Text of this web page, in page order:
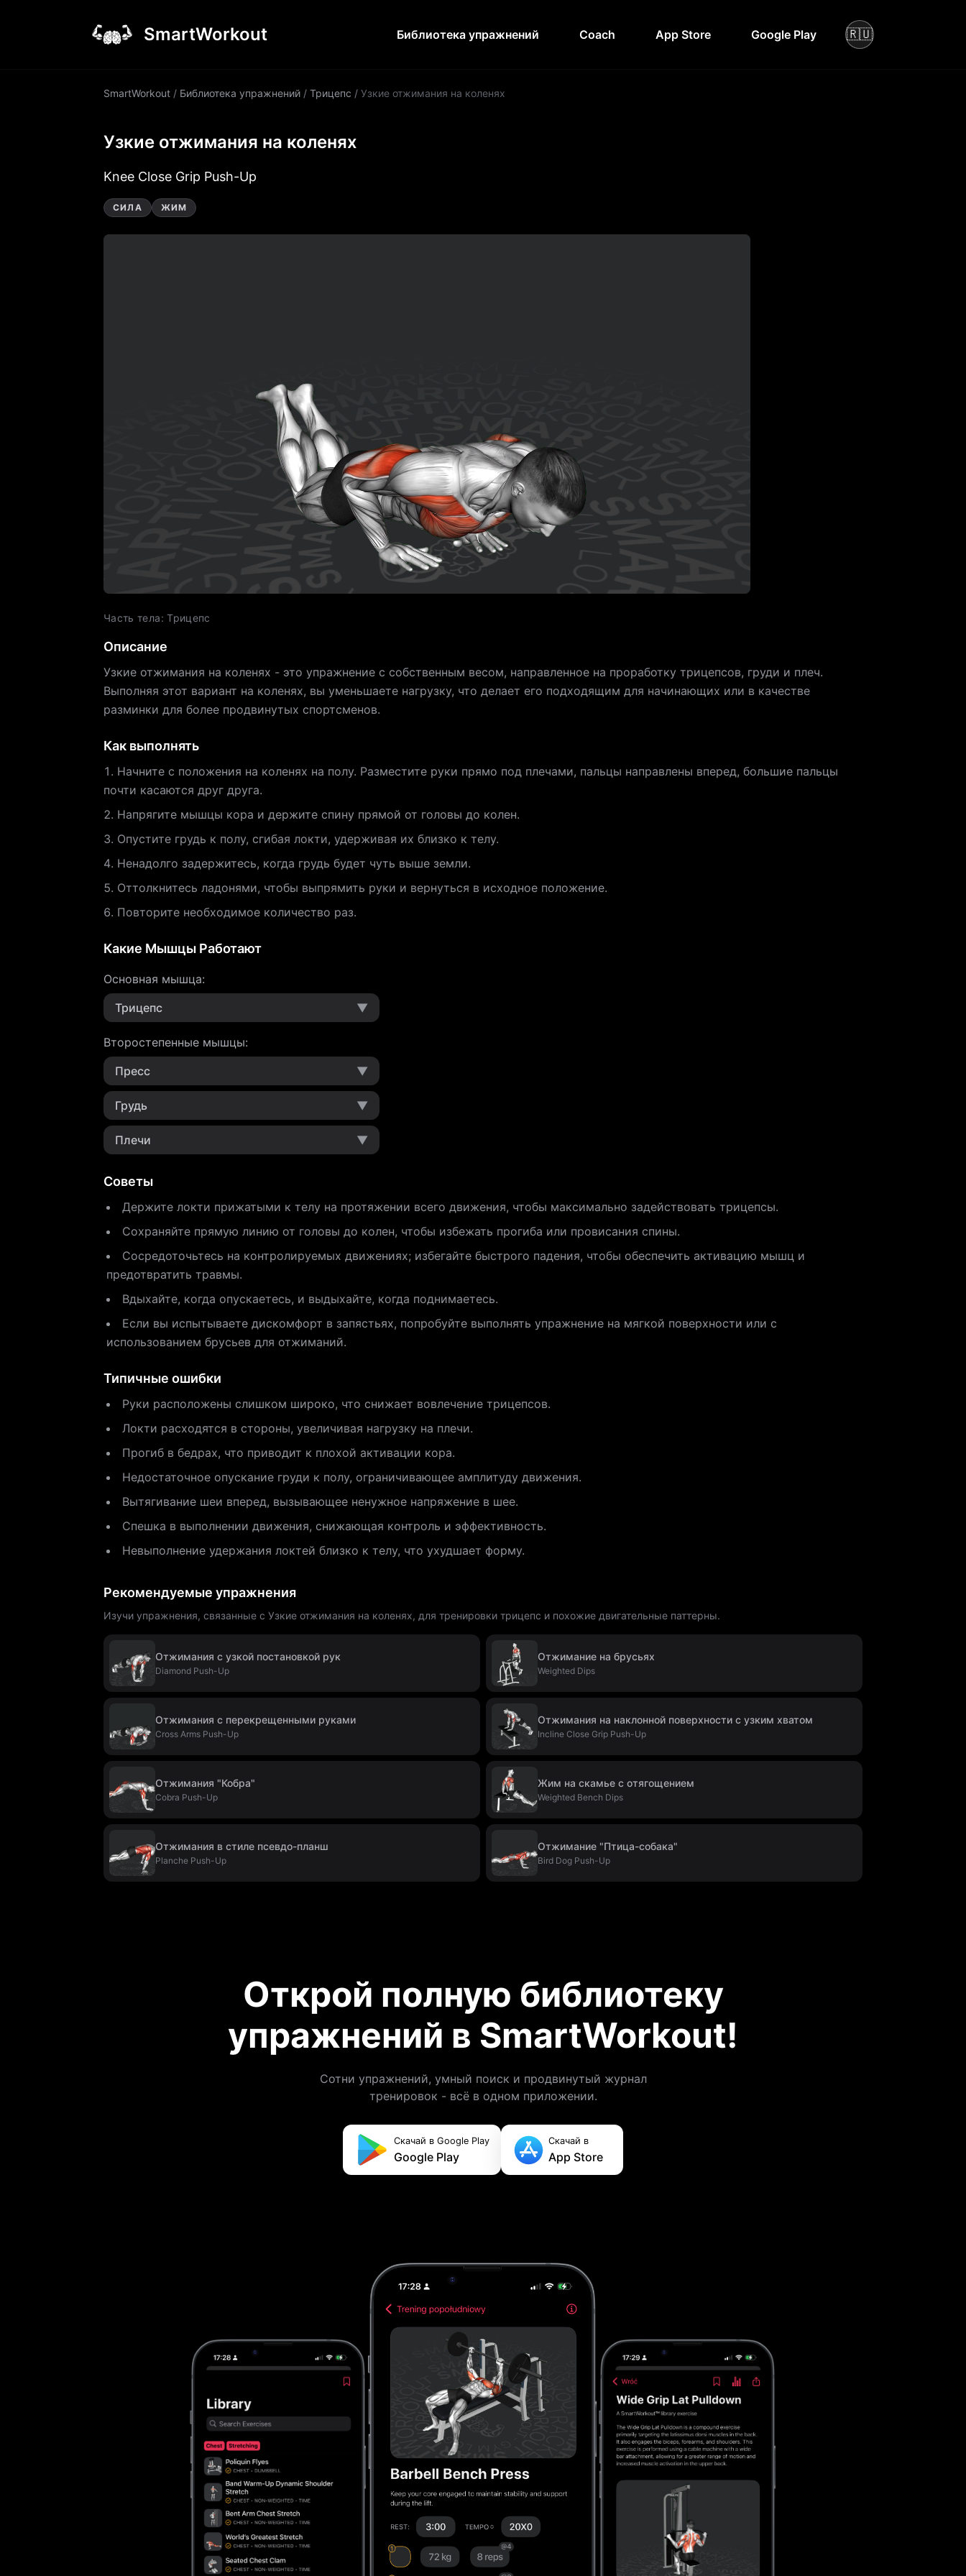
SmartWorkout Библиотека упражнений Coach App Store Google Play 🇷🇺
SmartWorkout / Библиотека упражнений / Трицепс / Узкие отжимания на коленях
Узкие отжимания на коленях
Knee Close Grip Push-Up
СИЛА ЖИМ
Часть тела: Трицепс
Описание
Узкие отжимания на коленях - это упражнение с собственным весом, направленное на проработку трицепсов, груди и плеч.
Выполняя этот вариант на коленях, вы уменьшаете нагрузку, что делает его подходящим для начинающих или в качестве
разминки для более продвинутых спортсменов.
Как выполнять
Начните с положения на коленях на полу. Разместите руки прямо под плечами, пальцы направлены вперед, большие пальцы
почти касаются друг друга.
Напрягите мышцы кора и держите спину прямой от головы до колен.
Опустите грудь к полу, сгибая локти, удерживая их близко к телу.
Ненадолго задержитесь, когда грудь будет чуть выше земли.
Оттолкнитесь ладонями, чтобы выпрямить руки и вернуться в исходное положение.
Повторите необходимое количество раз.
Какие Мышцы Работают
Основная мышца:
Трицепс
▼
Второстепенные мышцы:
Пресс
▼
Грудь ▼
Плечи ▼
Советы
Держите локти прижатыми к телу на протяжении всего движения, чтобы максимально задействовать трицепсы.
Сохраняйте прямую линию от головы до колен, чтобы избежать прогиба или провисания спины.
Сосредоточьтесь на контролируемых движениях; избегайте быстрого падения, чтобы обеспечить активацию мышц и
предотвратить травмы.
Вдыхайте, когда опускаетесь, и выдыхайте, когда поднимаетесь.
Если вы испытываете дискомфорт в запястьях, попробуйте выполнять упражнение на мягкой поверхности или с
использованием брусьев для отжиманий.
Типичные ошибки
Руки расположены слишком широко, что снижает вовлечение трицепсов.
Локти расходятся в стороны, увеличивая нагрузку на плечи.
Прогиб в бедрах, что приводит к плохой активации кора.
Недостаточное опускание груди к полу, ограничивающее амплитуду движения.
Вытягивание шеи вперед, вызывающее ненужное напряжение в шее.
Спешка в выполнении движения, снижающая контроль и эффективность.
Невыполнение удержания локтей близко к телу, что ухудшает форму.
Рекомендуемые упражнения
Изучи упражнения, связанные с Узкие отжимания на коленях, для тренировки трицепс и похожие двигательные паттерны.
Отжимания с узкой постановкой рук
Diamond Push-Up
Отжимание на брусьях
Weighted Dips
Отжимания с перекрещенными руками
Cross Arms Push-Up
Отжимания на наклонной поверхности с узким хватом
Incline Close Grip Push-Up
Отжимания "Кобра"
Cobra Push-Up
Жим на скамье с отягощением
Weighted Bench Dips
Отжимания в стиле псевдо-планш
Planche Push-Up
Отжимание "Птица-собака"
Bird Dog Push-Up
Открой полную библиотеку
упражнений в SmartWorkout!
Сотни упражнений, умный поиск и продвинутый журнал
тренировок - всё в одном приложении.
Скачай в Google Play
Google Play
Скачай в
App Store